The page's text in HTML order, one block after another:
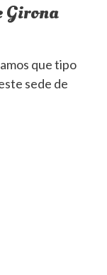
Girona
que tipo
sede de